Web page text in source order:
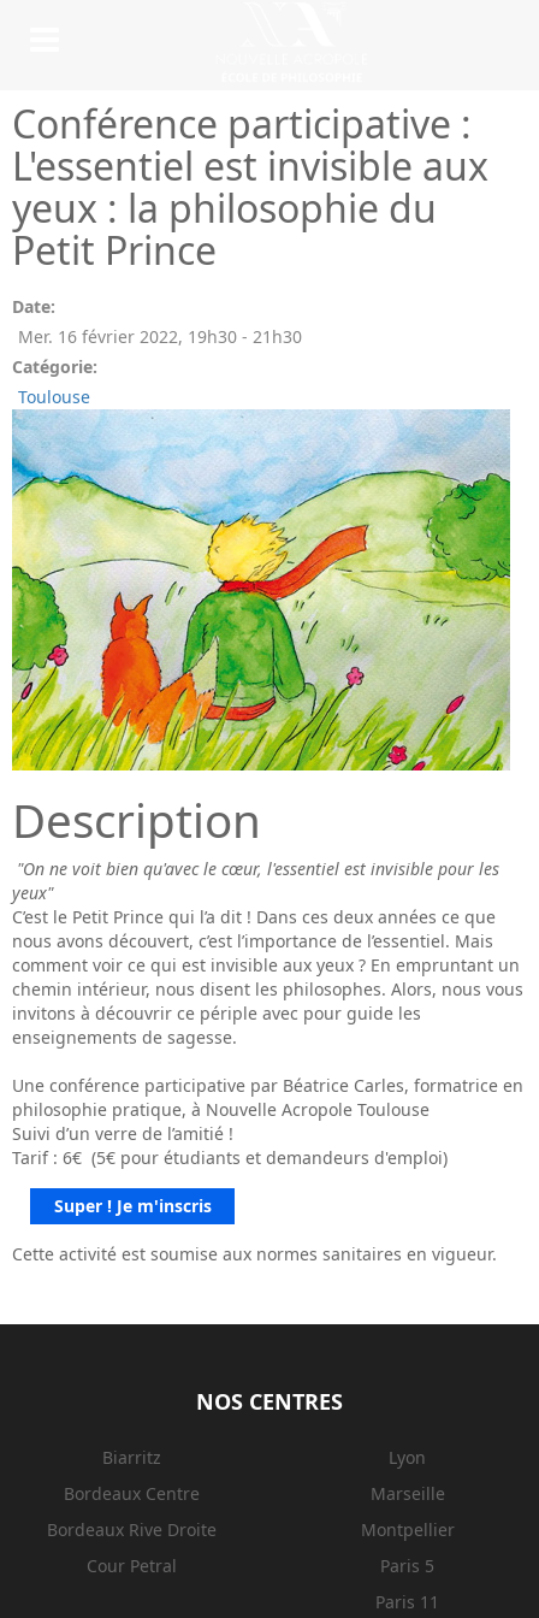
Conférence participative :
L'essentiel est invisible aux
yeux : la philosophie du
Petit Prince
Date:
Mer. 16 février 2022, 19h30 - 21h30
Catégorie:
Toulouse
Description
"On ne voit bien qu'avec le cœur, l'essentiel est invisible pour les
yeux"
C’est le Petit Prince qui l’a dit ! Dans ces deux années ce que
nous avons découvert, c’est l’importance de l’essentiel. Mais
comment voir ce qui est invisible aux yeux ? En empruntant un
chemin intérieur, nous disent les philosophes. Alors, nous vous
invitons à découvrir ce périple avec pour guide les
enseignements de sagesse.
Une conférence participative par Béatrice Carles, formatrice en
philosophie pratique, à Nouvelle Acropole Toulouse
Suivi d’un verre de l’amitié !
Tarif : 6€ (5€ pour étudiants et demandeurs d'emploi)
Super ! Je m'inscris
Cette activité est soumise aux normes sanitaires en vigueur.
NOS CENTRES
Biarritz
Bordeaux Centre
Bordeaux Rive Droite
Cour Petral
Lyon
Marseille
Montpellier
Paris 5
Paris 11